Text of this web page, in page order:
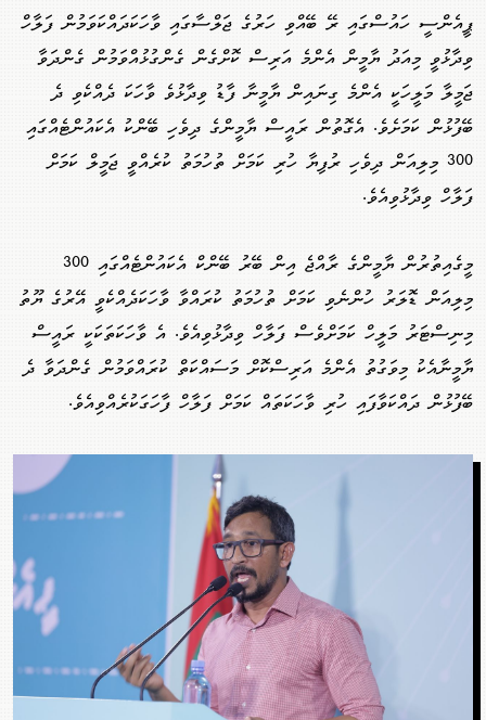
ޕީއެންސީ ހައުސްގައި ރޭ ބޭއްވި ހަރުގެ ޖަލްސާގައި ވާހަކަދައްކަވަމުން ފަލާހް
ވިދާޅުވީ މިއަދު ޔާމީން އެންމެ އަރިސް ކޮށްގެން ގެންގުޅުއްވަމުން ގެންދަވާ
ޖަމީލާ މަލީހަކީ އެންމެ ގިނައިން ޔާމީނާ ފާޑު ވިދާޅުވެ ވާހަކަ ދެއްކެވި ދެ
ބޭފުޅުން ކަމަށެވެ. އެގޮތުން ރައީސް ޔާމީންގެ ދިވެހި ބޭންކު އެކައުންޓެއްގައި
300 މިލިއަން ދިވެހި ރުފިޔާ ހުރި ކަމަށް ތުހުމަތު ކުރެއްވީ ޖަމީލް ކަމަށް
ފަލާހް ވިދާޅުވިއެވެ.
މީގެއިތުރުން ޔާމީންގެ ރާއްޖެ އިން ބޭރު ބޭންކް އެކައުންޓެއްގައި 300
މިލިއަން ޑޮލަރު ހުންނެވި ކަމަށް ތުހުމަތު ކުރައްވާ ވާހަކަދެއްކެވީ އޭރުގެ ޔޫތު
މިނިސްޓަރު މަލީހް ކަމަށްވެސް ފަލާހް ވިދާޅުވިއެވެ. އެ ވާހަކަތަކަކީ ރައީސް
ޔާމީނާއެކު މިވަގުތު އެންމެ އަރިސްކޮށް މަސައްކަތް ކުރައްވަމުން ގެންދަވާ ދެ
ބޭފުޅުން ދައްކަވާފައި ހުރި ވާހަކަތައް ކަމަށް ފަލާހް ފާހަގަކުރެއްވިއެވެ.